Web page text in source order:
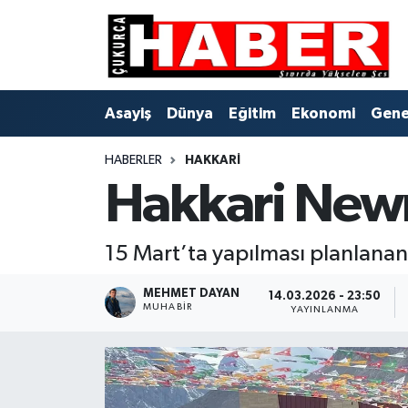
Asayiş Dünya Eğitim Ekonomi
HABERLER HAKKARI
Hakkari
15 Mart’ta yapılması
MEHMET DAYAN
MUHABIR
14.03.2026 - 23:50
YAYINLANMA
Gündem
Hakkari
Siyaset
Hava Durumu
Trafik Durumu
Süper Lig Puan Durumu ve Fikstür
Tüm Manşetler
Son Dakika Haberleri
Haber Arşivi